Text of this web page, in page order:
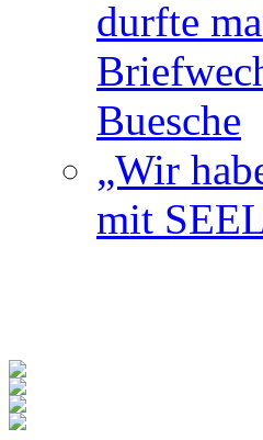
durfte
Buesche
„Wir
mit